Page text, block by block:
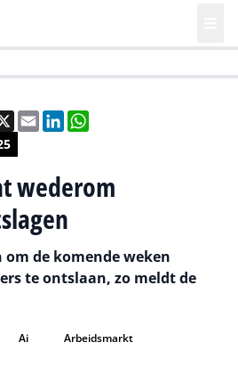
X EmailLinkedIn
wederom
de komende weken
te ontslaan, zo meldt de
Ai
Arbeidsmarkt